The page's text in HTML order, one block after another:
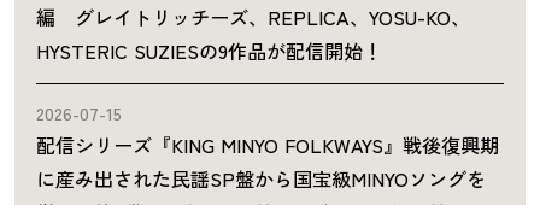
編 グレイトリッチーズ、REPLICA、YOSU-KO、
HYSTERIC SUZIESの9作品が配信開始！
2026-07-15
配信シリーズ『KING MINYO FOLKWAYS』戦後復興期
に産み出された民謡SP盤から国宝級MINYOソングを